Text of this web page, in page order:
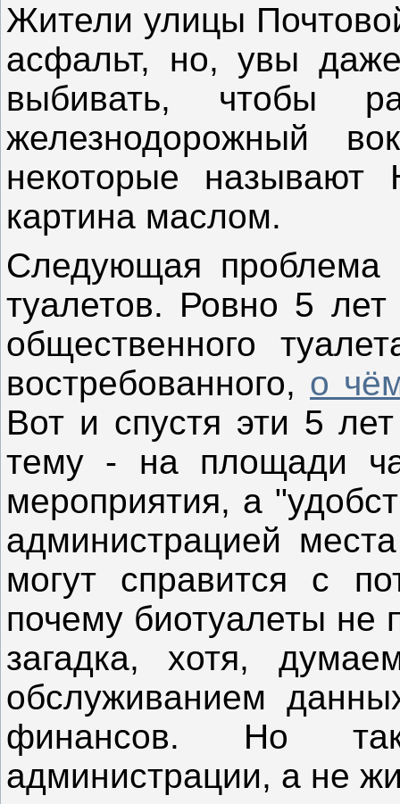
Жители улицы
асфальт, но, увы
выбивать, чтобы
железнодорожный
некоторые называют
картина маслом.
Следующая проблема
туалетов. Ровно 5
общественного
востребованного, о
Вот и спустя эти 5
тему - на площади
мероприятия, а
администрацией
могут справится с
почему биотуалеты не
загадка, хотя,
обслуживанием
финансов. Но
администрации, а не